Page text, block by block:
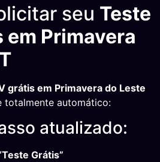
seu Teste
em Primavera
grátis em Primavera do Leste
totalmente automático:
atualizado:
Grátis”